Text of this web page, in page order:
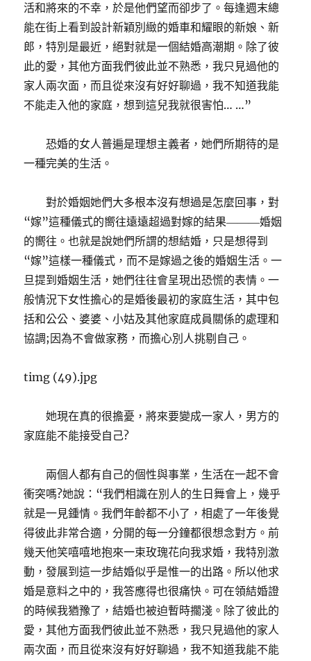
活和將來的不幸，於是他們望而卻步了。每逢週末總
能在街上看到設計新穎別緻的婚車和耀眼的新娘、新
郎，特別是最近，絕對就是一個結婚高潮期。除了彼
此的愛，其他方面我們彼此並不熟悉，我只見過他的
家人兩次面，而且從來沒有好好聊過，我不知道我能
不能走入他的家庭，想到這兒我就很害怕… …”
恐婚的女人普遍是理想主義者，她們所期待的是
一種完美的生活。
對於婚姻她們大多根本沒有想過是怎麼回事，對
“嫁”這種儀式的嚮往遠遠超過對嫁的結果―――婚姻
的嚮往。也就是說她們所謂的想結婚，只是想得到
“嫁”這樣一種儀式，而不是嫁過之後的婚姻生活。一
旦提到婚姻生活，她們往往會呈現出恐慌的表情。一
般情況下女性擔心的是婚後最初的家庭生活，其中包
括和公公、婆婆、小姑及其他家庭成員關係的處理和
協調;因為不會做家務，而擔心別人挑剔自己。
timg (49).jpg
她現在真的很擔憂，將來要變成一家人，男方的
家庭能不能接受自己?
兩個人都有自己的個性與事業，生活在一起不會
衝突嗎?她說：“我們相識在別人的生日舞會上，幾乎
就是一見鍾情。我們年齡都不小了，相處了一年後覺
得彼此非常合適，分開的每一分鐘都很想念對方。前
幾天他笑嘻嘻地抱來一束玫瑰花向我求婚，我特別激
動，發展到這一步結婚似乎是惟一的出路。所以他求
婚是意料之​​中的，我答應得也很痛快。可在領結婚證
的時候我猶豫了，結婚也被迫暫時擱淺。除了彼此的
愛，其他方面我們彼此並不熟悉，我只見過他的家人
兩次面，而且從來沒有好好聊過，我不知道我能不能